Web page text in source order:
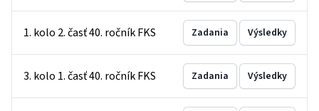
1. kolo 2. časť 40. ročník FKS Zadania Výsledky
3. kolo 1. časť 40. ročník FKS Zadania Výsledky